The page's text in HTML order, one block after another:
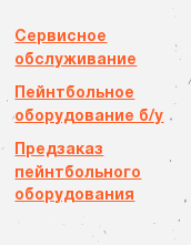
Сервисное
обслуживание
Пейнтбольное
оборудование б/у
Предзаказ
пейнтбольного
оборудования